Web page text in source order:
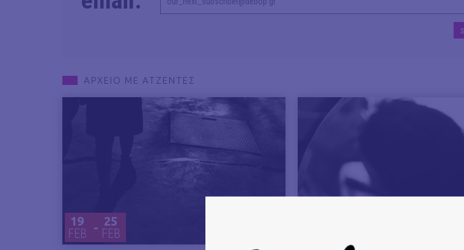
ΑΡΧΕΙΟ ΜΕ ΑΤΖΕΝΤΕΣ
19
FEB - 25
FEB